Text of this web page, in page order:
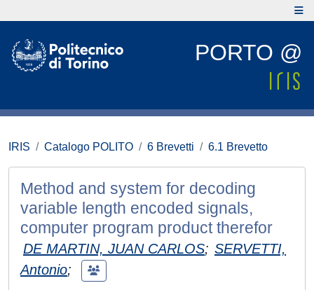
PORTO @
IRIS Catalogo POLITO 6 Brevetti 6.1 Brevetto
Method and system for decoding
variable length encoded signals,
computer program product therefor
DE MARTIN, JUAN CARLOS; SERVETTI,
Antonio;